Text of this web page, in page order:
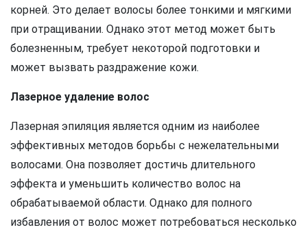
корней. Это делает волосы более тонкими и мягкими
при отращивании. Однако этот метод может быть
болезненным, требует некоторой подготовки и
может вызвать раздражение кожи.
Лазерное удаление волос
Лазерная эпиляция является одним из наиболее
эффективных методов борьбы с нежелательными
волосами. Она позволяет достичь длительного
эффекта и уменьшить количество волос на
обрабатываемой области. Однако для полного
избавления от волос может потребоваться несколько